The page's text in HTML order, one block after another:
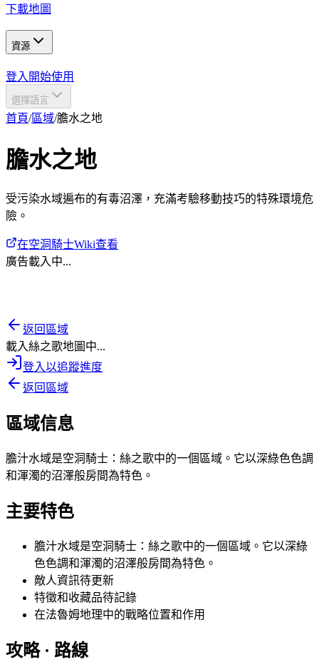
下載地圖
資源
登入開始使用
選擇語言
首頁/區域/膽水之地
膽水之地
受污染水域遍布的有毒沼澤，充滿考驗移動技巧的特殊環境危
險。
在空洞騎士Wiki查看
廣告載入中...
返回區域
載入絲之歌地圖中...
登入以追蹤進度
返回區域
區域信息
膽汁水域是空洞騎士：絲之歌中的一個區域。它以深綠色色調
和渾濁的沼澤般房間為特色。
主要特色
膽汁水域是空洞騎士：絲之歌中的一個區域。它以深綠
色色調和渾濁的沼澤般房間為特色。
敵人資訊待更新
特徵和收藏品待記錄
在法魯姆地理中的戰略位置和作用
攻略 · 路線